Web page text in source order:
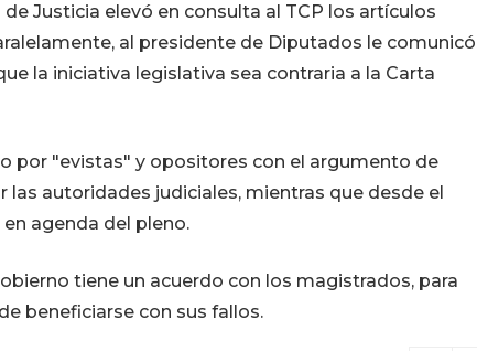
Justicia elevó en consulta al TCP los artículos
al presidente de Diputados le comunicó
la iniciativa legislativa sea contraria a la Carta
por "evistas" y opositores con el argumento de
autoridades judiciales, mientras que desde el
agenda del pleno.
tiene un acuerdo con los magistrados, para
beneficiarse con sus fallos.